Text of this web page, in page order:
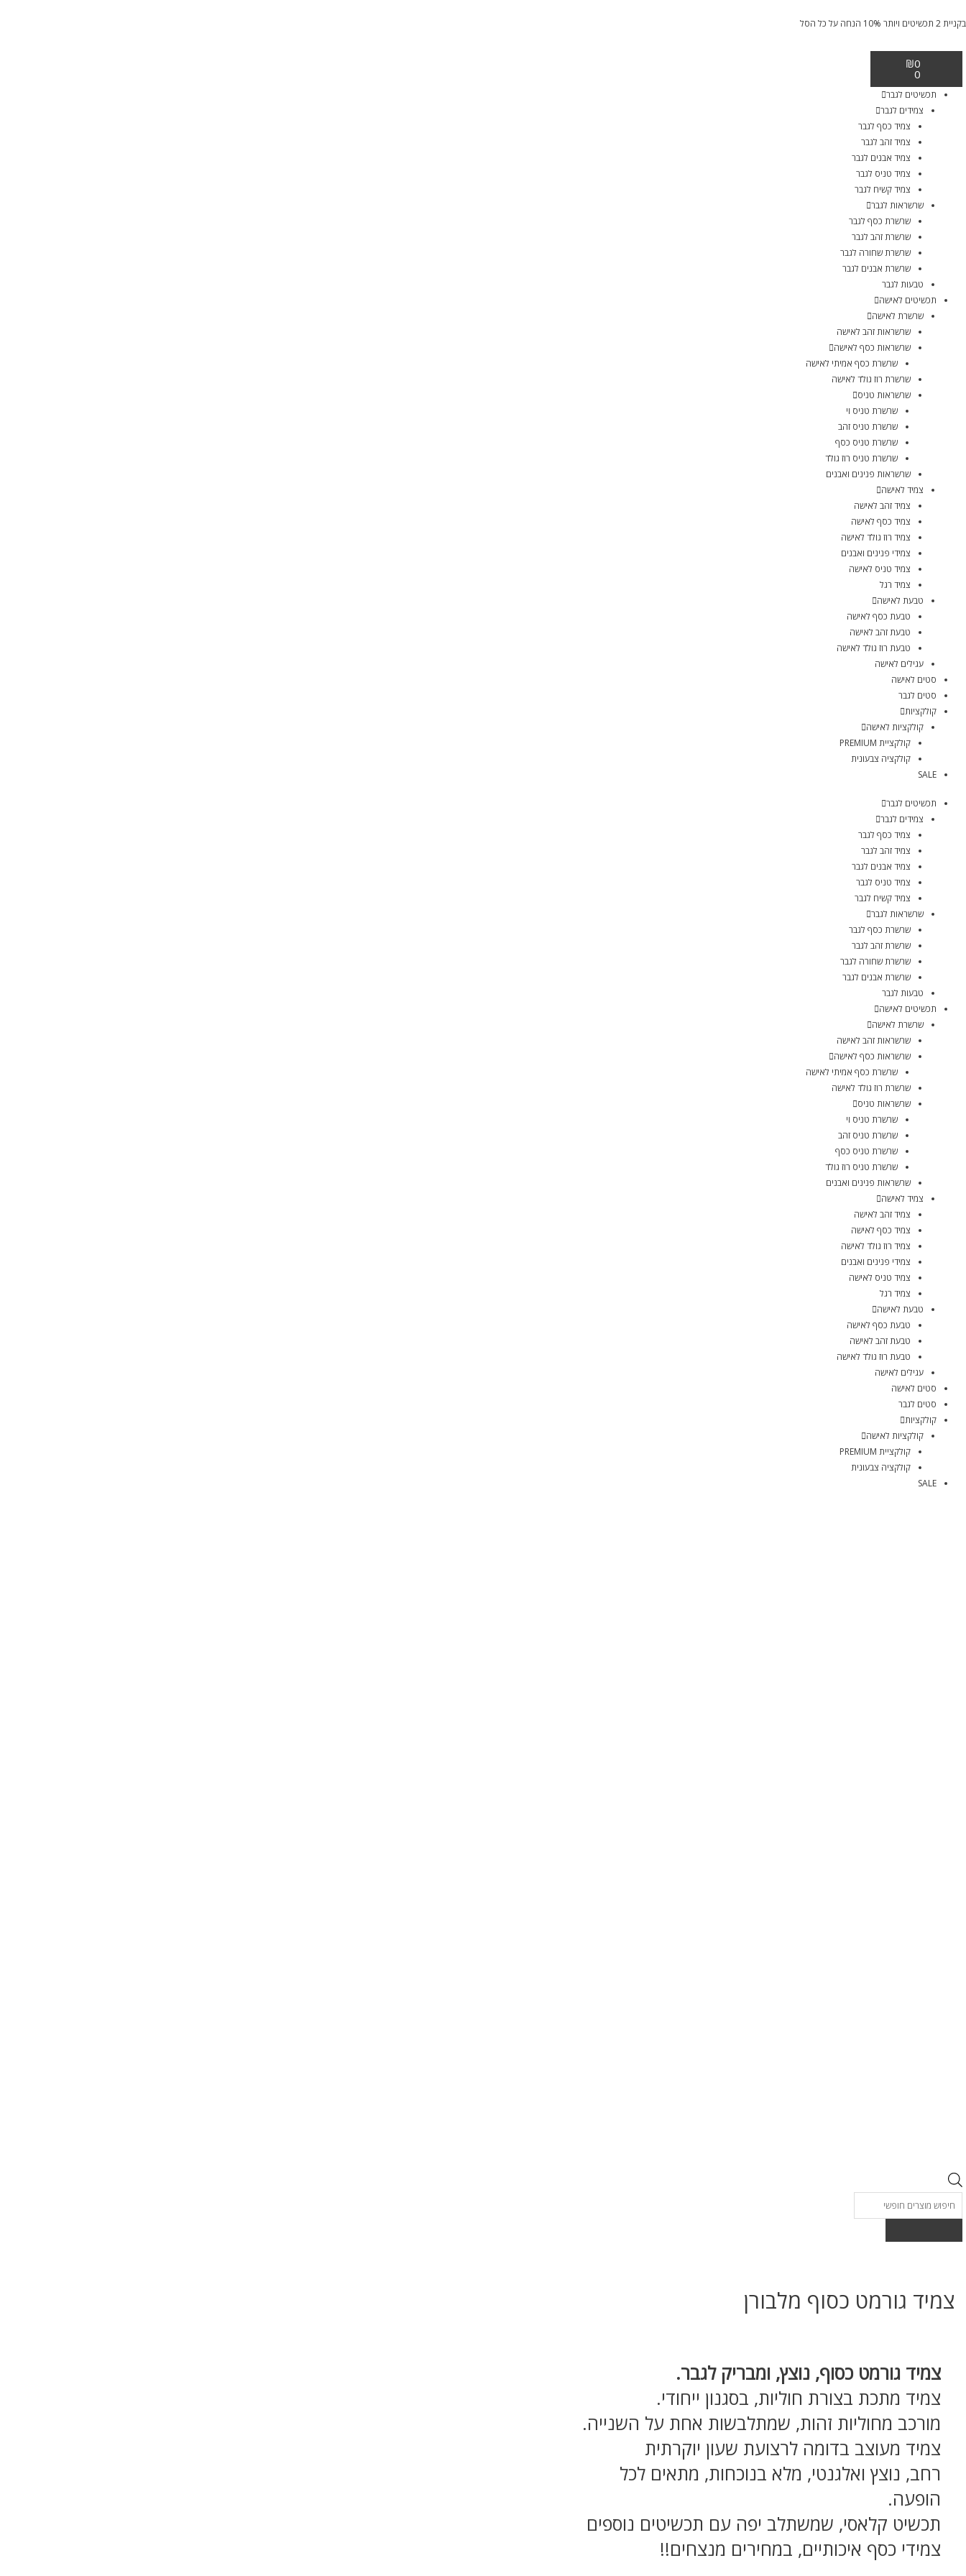
בקניית 2 תכשיטים ויותר 10% הנחה על כל הסל
₪0
0
תכשיטים לגבר
צמידים לגבר
צמיד כסף לגבר
צמיד זהב לגבר
צמיד אבנים לגבר
צמיד טניס לגבר
צמיד קשיח לגבר
שרשראות לגבר
שרשרת כסף לגבר
שרשרת זהב לגבר
שרשרת שחורה לגבר
שרשרת אבנים לגבר
טבעות לגבר
תכשיטים לאישה
שרשרת לאישה
שרשראות זהב לאישה
שרשראות כסף לאישה
שרשרת כסף אמיתי לאישה
שרשרת רוז גולד לאישה
שרשראות טניס
שרשרת טניס וי
שרשרת טניס זהב
שרשרת טניס כסף
שרשרת טניס רוז גולד
שרשראות פנינים ואבנים
צמיד לאישה
צמיד זהב לאישה
צמיד כסף לאישה
צמיד רוז גולד לאישה
צמידי פנינים ואבנים
צמיד טניס לאישה
צמיד רגל
טבעת לאישה
טבעת כסף לאישה
טבעת זהב לאישה
טבעת רוז גולד לאישה
עגילים לאישה
סטים לאישה
סטים לגבר
קולקציות
קולקציות לאישה
קולקציית PREMIUM
קולקציה צבעונית
SALE
תכשיטים לגבר
צמידים לגבר
צמיד כסף לגבר
צמיד זהב לגבר
צמיד אבנים לגבר
צמיד טניס לגבר
צמיד קשיח לגבר
שרשראות לגבר
שרשרת כסף לגבר
שרשרת זהב לגבר
שרשרת שחורה לגבר
שרשרת אבנים לגבר
טבעות לגבר
תכשיטים לאישה
שרשרת לאישה
שרשראות זהב לאישה
שרשראות כסף לאישה
שרשרת כסף אמיתי לאישה
שרשרת רוז גולד לאישה
שרשראות טניס
שרשרת טניס וי
שרשרת טניס זהב
שרשרת טניס כסף
שרשרת טניס רוז גולד
שרשראות פנינים ואבנים
צמיד לאישה
צמיד זהב לאישה
צמיד כסף לאישה
צמיד רוז גולד לאישה
צמידי פנינים ואבנים
צמיד טניס לאישה
צמיד רגל
טבעת לאישה
טבעת כסף לאישה
טבעת זהב לאישה
טבעת רוז גולד לאישה
עגילים לאישה
סטים לאישה
סטים לגבר
קולקציות
קולקציות לאישה
קולקציית PREMIUM
קולקציה צבעונית
SALE
צמיד גורמט כסוף מלבורן
צמיד גורמט כסוף, נוצץ, ומבריק לגבר.
צמיד מתכת בצורת חוליות, בסגנון ייחודי.
מורכב מחוליות זהות, שמתלבשות אחת על השנייה.
צמיד מעוצב בדומה לרצועת שעון יוקרתית
רחב, נוצץ ואלגנטי, מלא בנוכחות, מתאים לכל
הופעה.
תכשיט קלאסי, שמשתלב יפה עם תכשיטים נוספים
צמידי כסף איכותיים, במחירים מנצחים!!